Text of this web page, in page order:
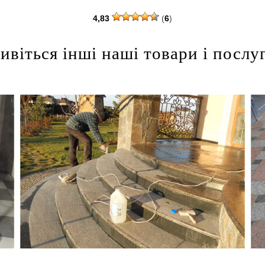
4,83 (6)
інші наші товари і